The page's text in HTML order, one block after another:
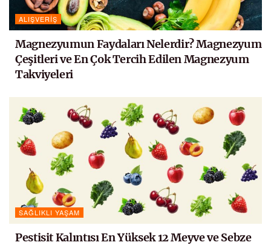
ALIŞVERIŞ
Magnezyumun Faydaları Nelerdir? Magnezyum
Çeşitleri ve En Çok Tercih Edilen Magnezyum
Takviyeleri
SAĞLIKLI YAŞAM
Pestisit Kalıntısı En Yüksek 12 Meyve ve Sebze